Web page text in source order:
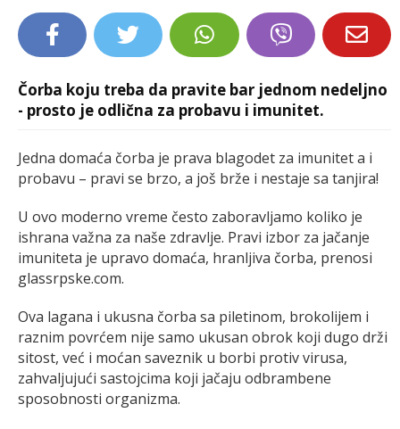
Čorba koju treba da pravite bar jednom nedeljno
- prosto je odlična za probavu i imunitet.
Jedna domaća čorba je prava blagodet za imunitet a i
probavu – pravi se brzo, a još brže i nestaje sa tanjira!
U ovo moderno vreme često zaboravljamo koliko je
ishrana važna za naše zdravlje. Pravi izbor za jačanje
imuniteta je upravo domaća, hranljiva čorba, prenosi
glassrpske.com.
Ova lagana i ukusna čorba sa piletinom, brokolijem i
raznim povrćem nije samo ukusan obrok koji dugo drži
sitost, već i moćan saveznik u borbi protiv virusa,
zahvaljujući sastojcima koji jačaju odbrambene
sposobnosti organizma.